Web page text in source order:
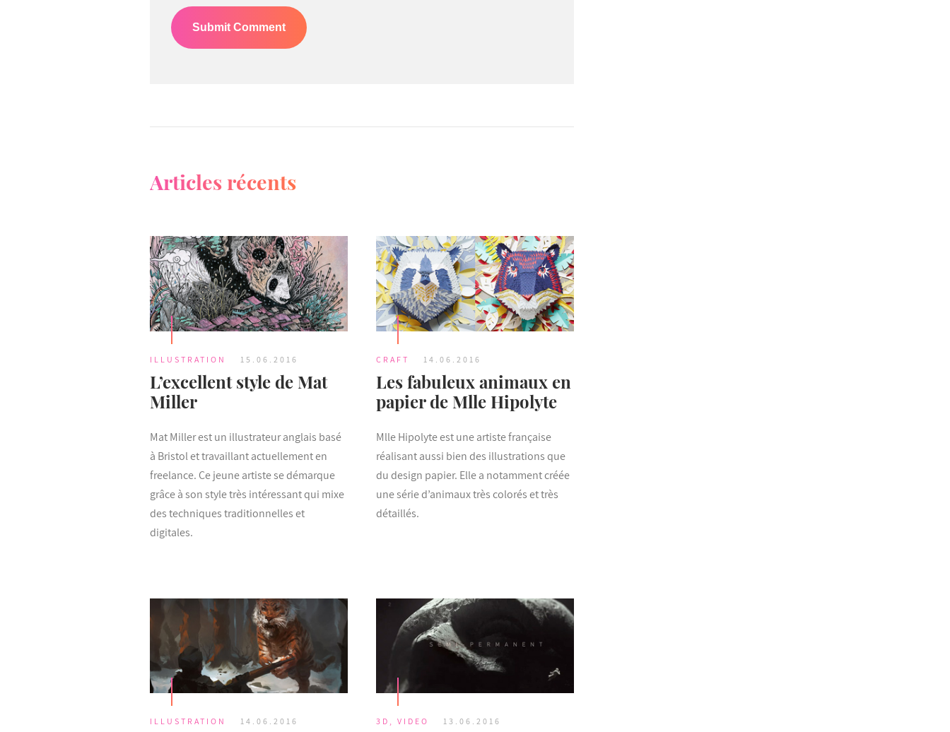
Articles récents
ILLUSTRATION 15.06.2016
L’excellent style de Mat
Miller
Mat Miller est un illustrateur anglais basé
à Bristol et travaillant actuellement en
freelance. Ce jeune artiste se démarque
grâce à son style très intéressant qui mixe
des techniques traditionnelles et
digitales.
CRAFT 14.06.2016
Les fabuleux animaux en
papier de Mlle Hipolyte
Mlle Hipolyte est une artiste française
réalisant aussi bien des illustrations que
du design papier. Elle a notamment créée
une série d’animaux très colorés et très
détaillés.
ILLUSTRATION 14.06.2016 3D VIDEO 13.06.2016